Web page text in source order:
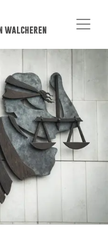
walcheren